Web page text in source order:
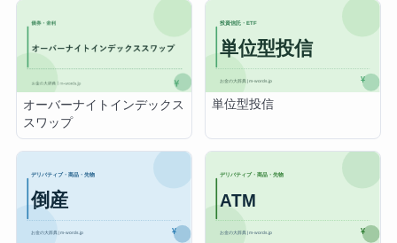
オーバーナイトインデックス
スワップ
単位型投信